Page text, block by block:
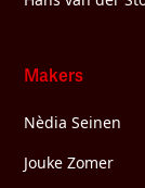
Makers
Nèdia Seinen
Jouke Zomer